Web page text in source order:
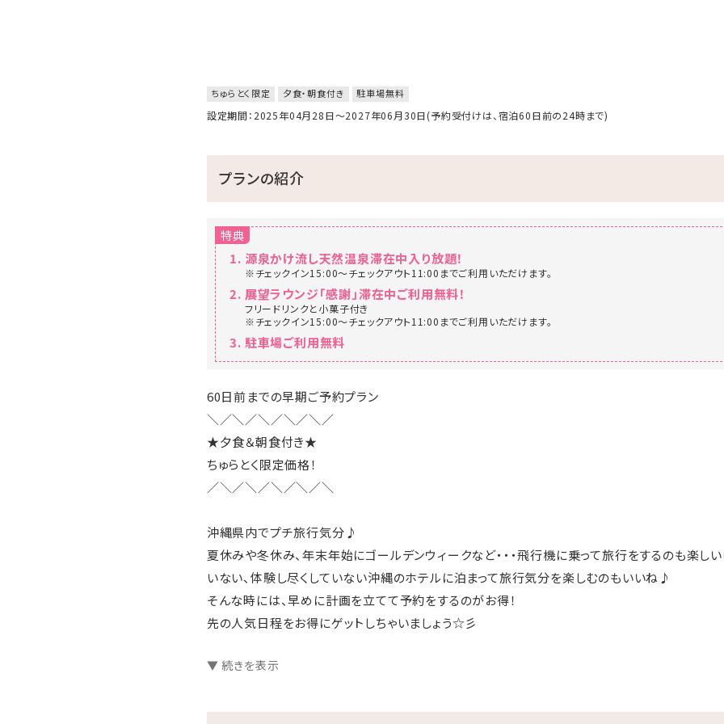
ちゅらとく限定 夕食・朝食付き 駐車場無料
設定期間：2025年04月28日～2027年06月30日(予約受付けは、宿泊60日前の24時まで)
プランの紹介
特典
源泉かけ流し天然温泉滞在中入り放題！
※チェックイン15:00～チェックアウト11:00までご利用いただけます。
展望ラウンジ「感謝」滞在中ご利用無料！
フリードリンクと小菓子付き
※チェックイン15:00～チェックアウト11:00までご利用いただけます。
駐車場ご利用無料
60日前までの早期ご予約プラン
＼／＼／＼／＼／＼／
★夕食＆朝食付き★
ちゅらとく限定価格！
／＼／＼／＼／＼／＼
沖縄県内でプチ旅行気分♪
夏休みや冬休み、年末年始にゴールデンウィークなど・・・飛行機に乗って旅行をするのも楽し
いない、体験し尽くしていない沖縄のホテルに泊まって旅行気分を楽しむのもいいね♪
そんな時には、早めに計画を立てて予約をするのがお得！
先の人気日程をお得にゲットしちゃいましょう☆彡
□プランのご案内
●ラウンジ「感謝」滞在中無料でご利用いただけます。
▼ 続きを表示